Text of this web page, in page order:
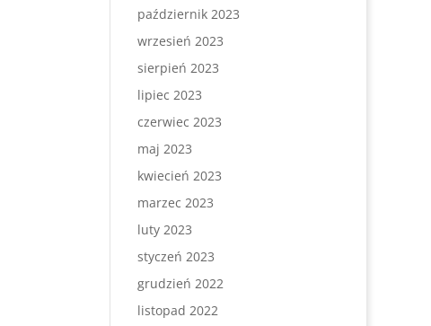
październik 2023
wrzesień 2023
sierpień 2023
lipiec 2023
czerwiec 2023
maj 2023
kwiecień 2023
marzec 2023
luty 2023
styczeń 2023
grudzień 2022
listopad 2022